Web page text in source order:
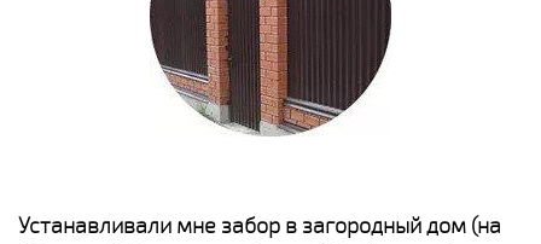
Устанавливали мне забор в загородный дом (на